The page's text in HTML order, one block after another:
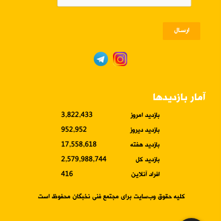
ارسـال
آمار بازدیدها
بازدید امروز
3,822,433
بازدید دیروز
952,952
بازدید هفته
17,558,618
بازدید کل
2,579,988,744
افراد آنلاین
416
کلیه حقوق وب‌سایت برای مجتمع فنی نخبگان محفوظ است